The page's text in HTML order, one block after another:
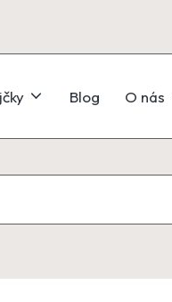
Blog O nás